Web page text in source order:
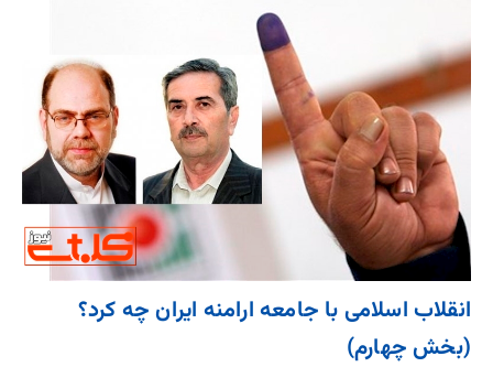
انقلاب اسلامی با جامعه ارامنه‎ ایران چه کرد؟
(بخش چهارم)